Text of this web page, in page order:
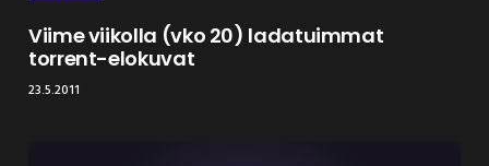
Viime viikolla (vko 20) ladatuimmat
torrent-elokuvat
23.5.2011